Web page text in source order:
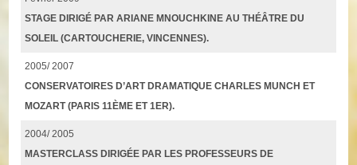
STAGE DIRIGÉ PAR ARIANE MNOUCHKINE AU THÉÂTRE DU
SOLEIL (CARTOUCHERIE, VINCENNES).
2005/ 2007
CONSERVATOIRES D’ART DRAMATIQUE CHARLES MUNCH ET
MOZART (PARIS 11ÈME ET 1ER).
2004/ 2005
MASTERCLASS DIRIGÉE PAR LES PROFESSEURS DE